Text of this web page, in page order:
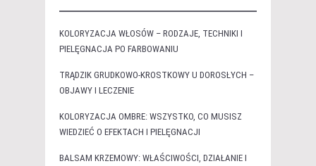
KOLORYZACJA WŁOSÓW – RODZAJE, TECHNIKI I
PIELĘGNACJA PO FARBOWANIU
TRĄDZIK GRUDKOWO-KROSTKOWY U DOROSŁYCH –
OBJAWY I LECZENIE
KOLORYZACJA OMBRE: WSZYSTKO, CO MUSISZ
WIEDZIEĆ O EFEKTACH I PIELĘGNACJI
BALSAM KRZEMOWY: WŁAŚCIWOŚCI, DZIAŁANIE I